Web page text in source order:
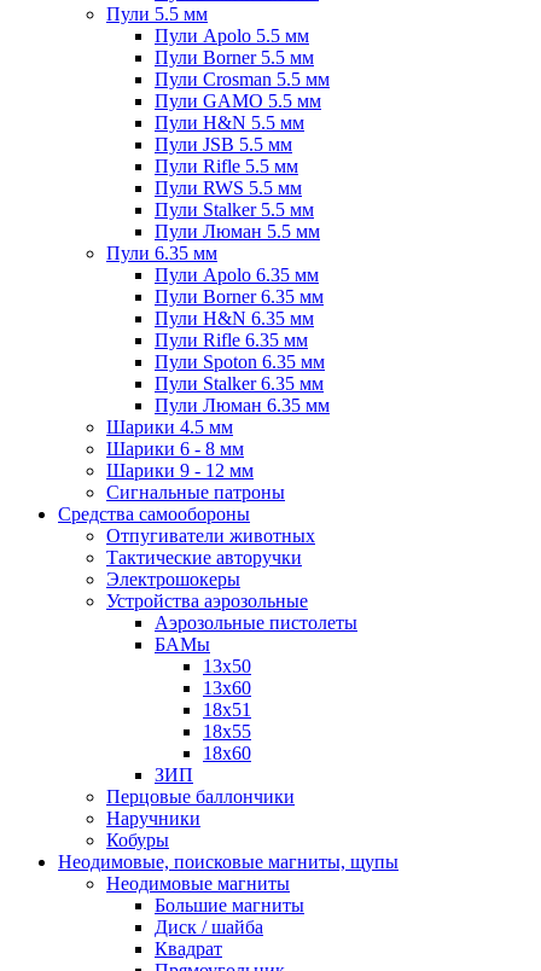
Пули 5.5 мм
Пули Apolo 5.5 мм
Пули Borner 5.5 мм
Пули Crosman 5.5 мм
Пули GAMO 5.5 мм
Пули H&N 5.5 мм
Пули JSB 5.5 мм
Пули Rifle 5.5 мм
Пули RWS 5.5 мм
Пули Stalker 5.5 мм
Пули Люман 5.5 мм
Пули 6.35 мм
Пули Apolo 6.35 мм
Пули Borner 6.35 мм
Пули H&N 6.35 мм
Пули Rifle 6.35 мм
Пули Spoton 6.35 мм
Пули Stalker 6.35 мм
Пули Люман 6.35 мм
Шарики 4.5 мм
Шарики 6 - 8 мм
Шарики 9 - 12 мм
Сигнальные патроны
Средства самообороны
Отпугиватели животных
Тактические авторучки
Электрошокеры
Устройства аэрозольные
Аэрозольные пистолеты
БАМы
13х50
13х60
18х51
18х55
18х60
ЗИП
Перцовые баллончики
Наручники
Кобуры
Неодимовые, поисковые магниты, щупы
Неодимовые магниты
Большие магниты
Диск / шайба
Квадрат